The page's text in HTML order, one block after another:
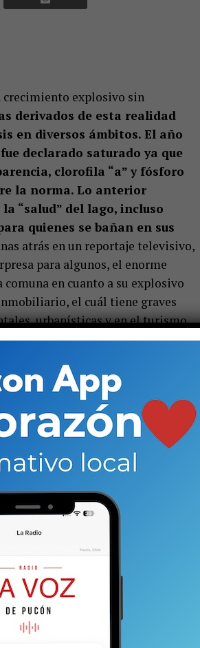
crecimiento explosivo sin
derivados de esta realidad
en diversos ámbitos. El año
declarado saturado ya que
clorofila “a” y fósforo
la norma. Lo anterior
“salud” del lago, incluso
quienes se bañan en sus
atrás en un reportaje televisivo,
para algunos, el enorme
en cuanto a su explosivo
el cuál tiene graves
urbanísticas y en el turismo,
gran desafío por delante,
tiempo.
propositivo
el desarrollo sostenible
que consideren la opinión de
a una visión de largo plazo.
de desarrollo sostenible para
de partida para llevar adelante